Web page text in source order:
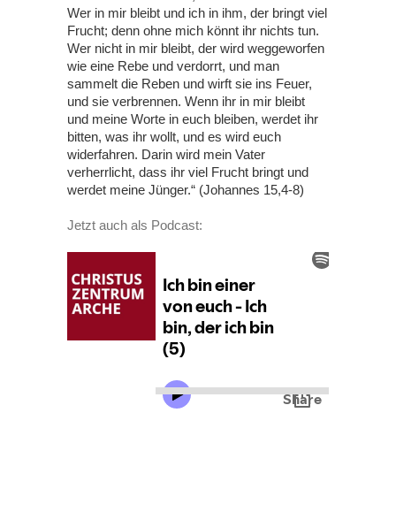
Wer in mir bleibt und ich in ihm, der bringt viel
Frucht; denn ohne mich könnt ihr nichts tun.
Wer nicht in mir bleibt, der wird weggeworfen
wie eine Rebe und verdorrt, und man
sammelt die Reben und wirft sie ins Feuer,
und sie verbrennen. Wenn ihr in mir bleibt
und meine Worte in euch bleiben, werdet ihr
bitten, was ihr wollt, und es wird euch
widerfahren. Darin wird mein Vater
verherrlicht, dass ihr viel Frucht bringt und
werdet meine Jünger.“ (Johannes 15,4-8)
Jetzt auch als Podcast: